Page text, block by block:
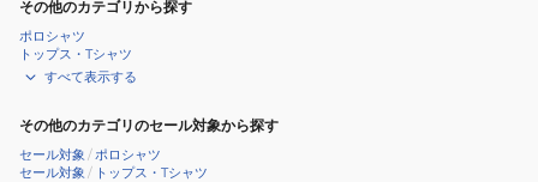
その他のカテゴリから探す
ポロシャツ
トップス・Tシャツ
すべて表示する
その他のカテゴリのセール対象から探す
セール対象 /ポロシャツ
セール対象 / トップス・Tシャツ